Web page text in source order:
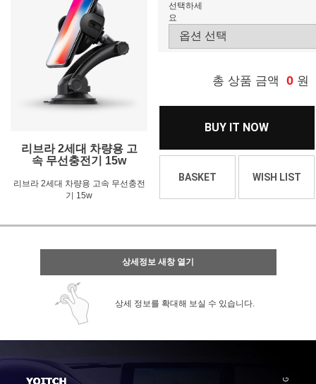
리브라 2세대 차량용 고
속 무선충전기 15w
리브라 2세대 차량용 고속 무선충전
기 15w
선택하세
요
총 상품 금액 0 원
BUY IT NOW
BASKET WISH LIST
상세정보 새창 열기
상세 정보를 확대해 보실 수 있습니다.